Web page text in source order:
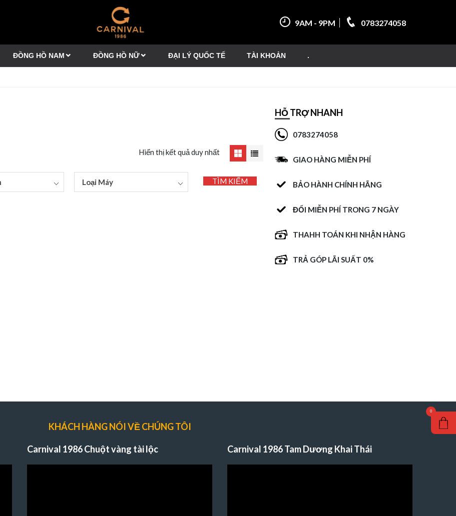
9AM - 9PM 0783274058
ĐỒNG HỒ NAM ĐỒNG HỒ NỮ ĐẠI LÝ QUỐC TẾ TÀI KHOẢN .
Hiển thị kết quả duy nhất
Loại Máy TÌM KIẾM
HỖ TRỢ NHANH
0783274058
GIAO HÀNG MIỄN PHÍ
BẢO HÀNH CHÍNH HÃNG
ĐỔI MIỄN PHÍ TRONG 7 NGÀY
THAHH TOÁN KHI NHẬN HÀNG
TRẢ GÓP LÃI SUẤT 0%
KHÁCH HÀNG NÓI VỀ CHÚNG TÔI
Carnival 1986 Chuột vàng tài lộc Carnival 1986 Tam Dương Khai Thái